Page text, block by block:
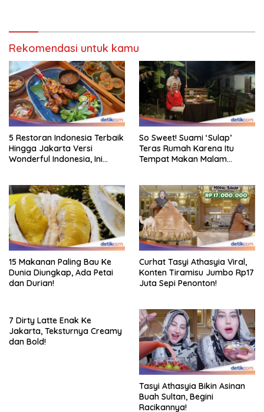
Rekomendasi untuk kamu
5 Restoran Indonesia Terbaik
Hingga Jakarta Versi
Wonderful Indonesia, Ini
So Sweet! Suami ‘Sulap’
Teras Rumah Karena Itu
Tempat Makan Malam
15 Makanan Paling Bau Ke
Dunia Diungkap, Ada Petai
dan Durian!
Curhat Tasyi Athasyia Viral,
Konten Tiramisu Jumbo Rp17
Juta Sepi Penonton!
7 Dirty Latte Enak Ke
Jakarta, Teksturnya Creamy
dan Bold!
Tasyi Athasyia Bikin Asinan
Buah Sultan, Begini
Racikannya!